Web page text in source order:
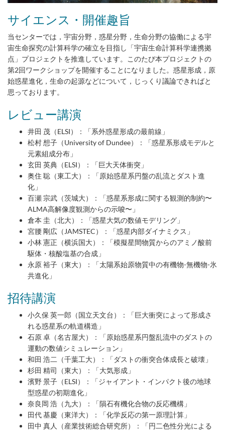
サイエンス・開催趣旨
当センターでは，宇宙分野，惑星分野，生命分野の協働による宇
宙生命探究の計算科学の確立を目指し「宇宙生命計算科学連携拠
点」プロジェクトを推進しています。このたび本プロジェクトの
第2回ワークショップを開催することになりました。惑星形成，原
始惑星進化，生命の起源などについて，じっくり議論できればと
思っております。
レビュー講演
井田 茂（ELSI）：「系外惑星形成の最前線」
松村 想子（University of Dundee）：「惑星系形成モデルと
元素組成分布」
玄田 英典（ELSI）：「巨大天体衝突」
奥住 聡（東工大）：「原始惑星系円盤の乱流とダスト進
化」
百瀬 宗武（茨城大）：「惑星系形成に関する観測的制約〜
ALMA高解像度観測からの示唆〜」
倉本 圭（北大）：「惑星大気の数値モデリング」
宮腰 剛広（JAMSTEC）：「惑星内部ダイナミクス」
小林 憲正（横浜国大）：「模擬星間物質からのアミノ酸前
駆体・核酸塩基の合成」
永原 裕子（東大）：「太陽系始原物質中の有機物-無機物-氷
共進化」
招待講演
小久保 英一郎（国立天文台）：「巨大衝突によって形成さ
れる惑星系の軌道構造」
石原 卓（名古屋大）：「原始惑星系円盤乱流中のダストの
運動の数値シミュレーション」
和田 浩二（千葉工大）：「ダストの衝突合体成長と破壊」
杉田 精司（東大）：「大気形成」
濱野 景子（ELSI）：「ジャイアント・インパクト後の地球
型惑星の初期進化」
奈良岡 浩（九大）：「隕石有機化合物の反応機構」
田代 基慶（東洋大）：「化学反応の第一原理計算」
田中 真人（産業技術総合研究所）：「円二色性分光による